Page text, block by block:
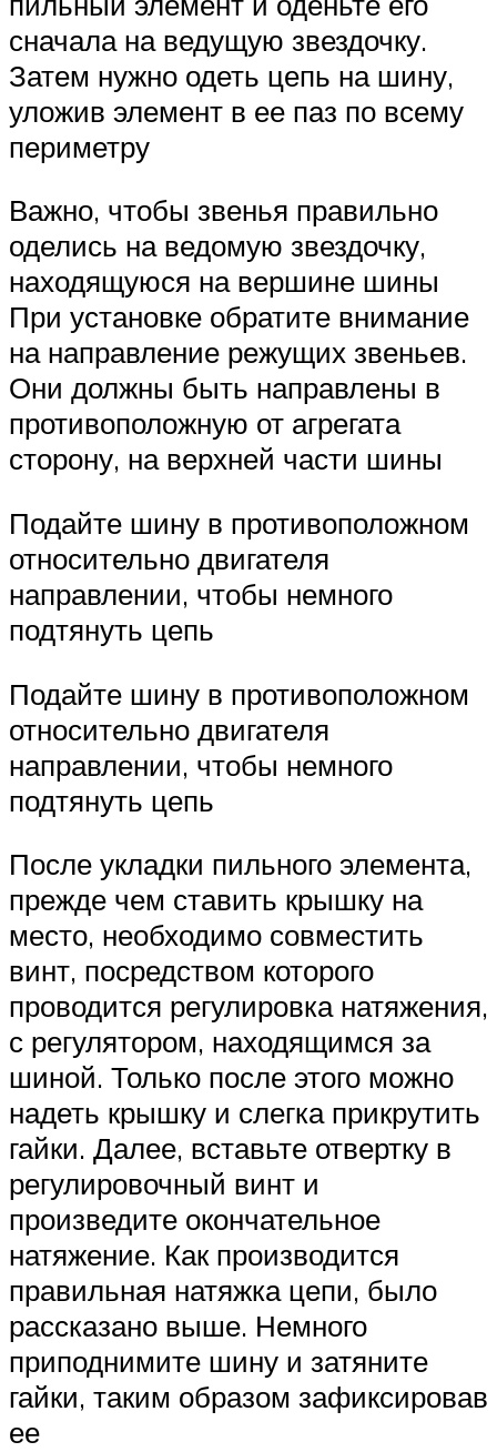
сначала на ведущую звездочку.
Затем нужно одеть цепь на шину,
уложив элемент в ее паз по всему
периметру
Важно, чтобы звенья правильно
оделись на ведомую звездочку,
находящуюся на вершине шины
При установке обратите внимание
на направление режущих звеньев.
Они должны быть направлены в
противоположную от агрегата
сторону, на верхней части шины
Подайте шину в противоположном
относительно двигателя
направлении, чтобы немного
подтянуть цепь
Подайте шину в противоположном
относительно двигателя
направлении, чтобы немного
подтянуть цепь
После укладки пильного элемента,
прежде чем ставить крышку на
место, необходимо совместить
винт, посредством которого
проводится регулировка натяжения,
с регулятором, находящимся за
шиной. Только после этого можно
надеть крышку и слегка прикрутить
гайки. Далее, вставьте отвертку в
регулировочный винт и
произведите окончательное
натяжение. Как производится
правильная натяжка цепи, было
рассказано выше. Немного
приподнимите шину и затяните
гайки, таким образом зафиксировав
ее